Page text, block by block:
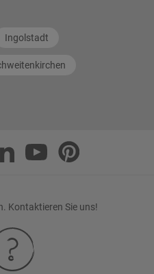
Ingolstadt
Kontaktieren Sie uns!